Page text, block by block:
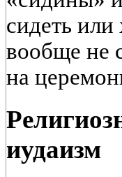
сидеть
вообще не
на
иудаизм